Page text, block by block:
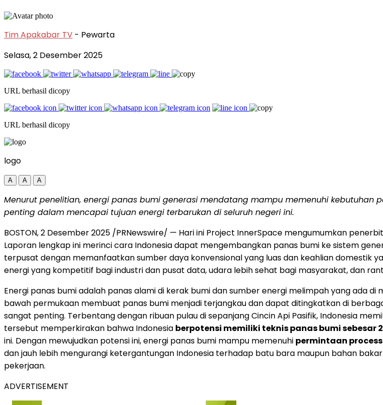
Tim Apakabar TV - Pewarta
Selasa, 2 Desember 2025
URL berhasil dicopy
URL berhasil dicopy
logo
A A A
Menurut penelitian, energi panas bumi generasi mendatang mampu memenuhi kebutuhan
penting dalam mencapai tujuan energi terbarukan di seluruh negeri ini.
BOSTON,2 Desember 2025 /PRNewswire/ — Hari ini Project InnerSpace mengumumkan
Laporan lengkap ini merinci cara Indonesiadapat mengembangkan panas bumi ke sistem
terpusat dengan memanfaatkan sumber daya konvensional yang luas dan keahlian domestik
energi yang kompetitif bagi industri dan pusat data, udara lebih sehat bagi masyarakat, dan
Energi panas bumi adalah panas alami di kerak bumi dan sumber energi melimpah yang ada
bawah permukaan membuat panas bumi menjadi terjangkau dan dapat ditingkatkan di
sangat penting. Terbentang dengan ribuan pulau di sepanjang Cincin Api Pasifik, Indonesia
tersebut memperkirakan bahwa Indonesia berpotensi memiliki teknis panas bumi sebesar
ini. Dengan mewujudkan potensi ini, energi panas bumi mampu memenuhi permintaan
dan jauh lebih mengurangi ketergantungan Indonesia terhadap batu bara maupun bahan
pekerjaan.
ADVERTISEMENT